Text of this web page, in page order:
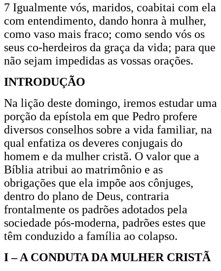
7 Igualmente vós, maridos, coabitai com ela
com entendimento, dando honra à mulher,
como vaso mais fraco; como sendo vós os
seus co-herdeiros da graça da vida; para que
não sejam impedidas as vossas orações.
INTRODUÇÃO
Na lição deste domingo, iremos estudar uma
porção da epístola em que Pedro profere
diversos conselhos sobre a vida familiar, na
qual enfatiza os deveres conjugais do
homem e da mulher cristã. O valor que a
Bíblia atribui ao matrimônio e as
obrigações que ela impõe aos cônjuges,
dentro do plano de Deus, contraria
frontalmente os padrões adotados pela
sociedade pós-moderna, padrões estes que
têm conduzido a família ao colapso.
I – A CONDUTA DA MULHER CRISTÃ